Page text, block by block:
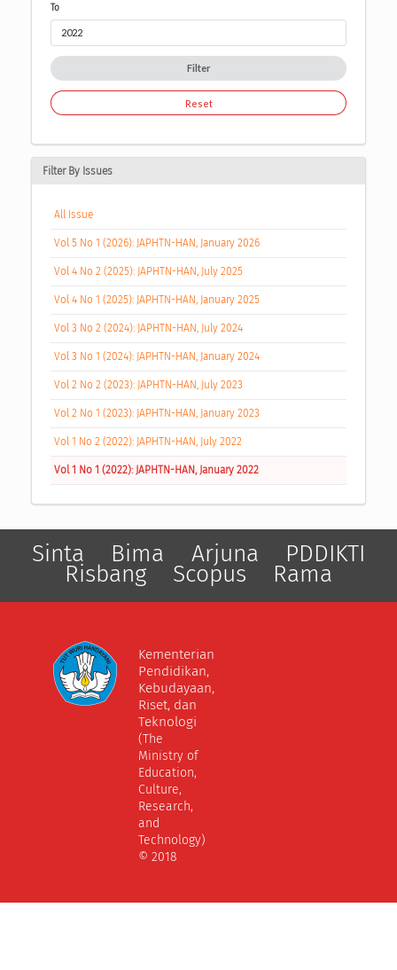
To
Filter
Reset
Filter By Issues
All Issue
Vol 5 No 1 (2026): JAPHTN-HAN, January 2026
Vol 4 No 2 (2025): JAPHTN-HAN, July 2025
Vol 4 No 1 (2025): JAPHTN-HAN, January 2025
Vol 3 No 2 (2024): JAPHTN-HAN, July 2024
Vol 3 No 1 (2024): JAPHTN-HAN, January 2024
Vol 2 No 2 (2023): JAPHTN-HAN, July 2023
Vol 2 No 1 (2023): JAPHTN-HAN, January 2023
Vol 1 No 2 (2022): JAPHTN-HAN, July 2022
Vol 1 No 1 (2022): JAPHTN-HAN, January 2022
Sinta Bima Arjuna PDDIKTI
Risbang Scopus Rama
Kementerian
Pendidikan,
Kebudayaan,
Riset, dan
Teknologi
(The
Ministry of
Education,
Culture,
Research,
and
Technology)
© 2018